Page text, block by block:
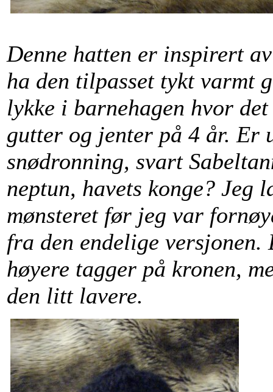
Denne hatten er inspirert
ha den tilpasset tykt varmt
lykke i barnehagen hvor
gutter og jenter på 4 år. Er
snødronning, svart
neptun, havets konge? Jeg
mønsteret før jeg var
fra den endelige
høyere tagger på kronen,
den litt lavere.